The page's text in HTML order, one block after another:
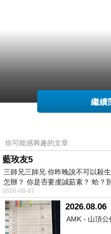
繼續
你可能感興趣的文章
藍玫友5
三師兄三師兄 你昨晚說不可以殺
怎辦？ 你是否要虔誠茹素？ 蛤？
2026-08-07
2026.08.06
AMK - 山頂公